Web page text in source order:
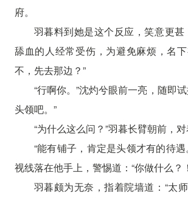
府。
羽暮料到她是这个反应，笑意更甚
舔血的人经常受伤，为避免麻烦，名
不，先去那边？”
“行啊你。”沈灼兮眼前一亮，随即
头领吧。”
“为什么这么问？”羽暮长臂朝前，对
“能有铺子，肯定是头领才有的待遇
视线落在他手上，警惕道：“你做什么？
羽暮颇为无奈，指着院墙道：“太